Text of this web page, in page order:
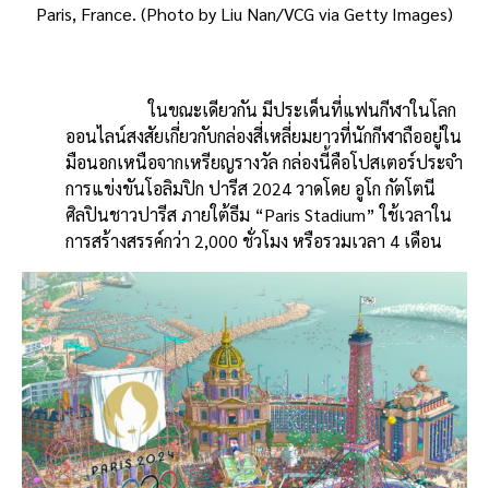
Paris, France. (Photo by Liu Nan/VCG via Getty Images)
ในขณะเดียวกัน มีประเด็นที่แฟนกีฬาในโลก
ออนไลน์สงสัยเกี่ยวกับกล่องสี่เหลี่ยมยาวที่นักกีฬาถืออยู่ใน
มือนอกเหนือจากเหรียญรางวัล กล่องนี้คือโปสเตอร์ประจำ
การแข่งขันโอลิมปิก ปารีส 2024 วาดโดย อูโก กัตโตนี
ศิลปินชาวปารีส ภายใต้ธีม “Paris Stadium” ใช้เวลาใน
การสร้างสรรค์กว่า 2,000 ชั่วโมง หรือรวมเวลา 4 เดือน